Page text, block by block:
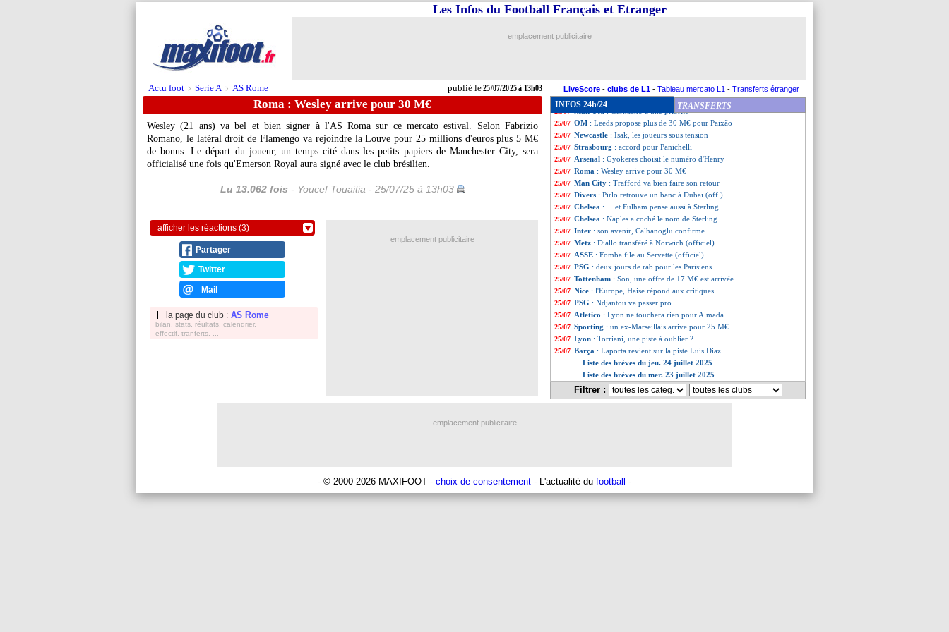
Actu foot > Serie A > AS Rome publié le25/07/2025 à 13h03
Les Infos du Football Français et Etranger
emplacement publicitaire
LiveScore - clubs de L1 - Tableau mercato L1 - Transferts étranger
Roma : Wesley arrive pour 30 M€
Wesley (21 ans) va bel et bien signer à l'AS Roma sur ce mercato estival. Selon Fabrizio
Romano, le latéral droit de Flamengo va rejoindre la Louve pour 25 millions d'euros plus 5 M€
de bonus. Le départ du joueur, un temps cité dans les petits papiers de Manchester City, sera
officialisé une fois qu'Emerson Royal aura signé avec le club brésilien.
Lu 13.062 fois - Youcef Touaitia - 25/07/25 à 13h03
afficher les réactions (3)
Partager
Twitter
Mail
la page du club : AS Rome
bilan, stats, réultats, calendrier,
effectif, tranferts, ...
INFOS 24h/24 TRANSFERTS
25/07 Nantes: Hyeok-kyu Kwon a signé (officiel)
25/07 Lens: Levante cible Koyalipou
25/07 Brentford
25/07 Droits TV: beIN Sports dézingue la LFP !
25/07 Lorient: Bingourou Kamara a signé (officiel)
: Garnacho a une priorité
25/07 OM : Leeds propose plus de 30 M€ pour Paixão
25/07 Newcastle : Isak, les joueurs sous tension
25/07 Strasbourg : accord pour Panichelli
25/07 Arsenal : Gyökeres choisit le numéro d'Henry
25/07 Roma : Wesley arrive pour 30 M€
25/07 Man City : Trafford va bien faire son retour
25/07 Divers : Pirlo retrouve un banc à Dubaï (off.)
25/07 Chelsea : ... et Fulham pense aussi à Sterling
25/07 Chelsea : Naples a coché le nom de Sterling...
25/07 Inter : son avenir, Calhanoglu confirme
25/07 Metz : Diallo transféré à Norwich (officiel)
25/07 ASSE : Fomba file au Servette (officiel)
25/07 PSG : deux jours de rab pour les Parisiens
25/07 Tottenham : Son, une offre de 17 M€ est arrivée
25/07 Nice : l'Europe, Haise répond aux critiques
25/07 PSG : Ndjantou va passer pro
25/07 Atletico : Lyon ne touchera rien pour Almada
25/07 Sporting : un ex-Marseillais arrive pour 25 M€
25/07 Lyon : Torriani, une piste à oublier ?
25/07 Barça : Laporta revient sur la piste Luis Diaz
Liste des brèves du jeu. 24 juillet 2025
Liste des brèves du mer. 23 juillet 2025
Filtrer :
emplacement publicitaire
emplacement publicitaire
- © 2000-2026 MAXIFOOT - choix de consentement - L'actualité du football -